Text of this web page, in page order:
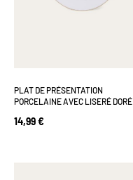
PLAT DE PRÉSENTATION
PORCELAINE AVEC LISERÉ DORÉ
14,99 €